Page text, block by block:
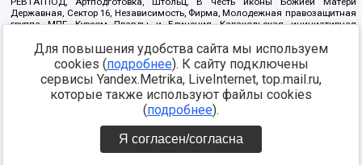
Державная, Сектор 16, Независимость, Фирма, Молодежная правозащитная
группа МПГ, Курсом Правды и Единения, Каракольская инициативная
Благотворительный пансионат Ак Умут, Русская республика Русь,
Арестантское уголовное единство, Башкорт, Нация и свобода, W.H.С., Фалунь
Дафа, Иртыш Ultras, Русский Патриотический клуб-Новокузнецк/РПК,
Сибирский державный союз, Фонд борьбы с коррупцией, Фонд защиты прав
граждан, Штабы Навального, Совет граждан СССР Прикубанского округа г.
Краснодара
https://minjust.gov.ru/ru/documents/7822/
Для повышения удобства сайта мы используем
cookies (подробнее). К сайту подключены
сервисы Yandex.Metrika, LiveInternet, top.mail.ru,
которые также используют файлы cookies
(подробнее).
Я согласен/согласна